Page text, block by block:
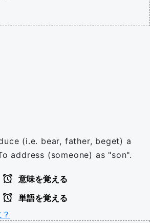
(i.e. bear, father, beget) a
address (someone) as "son".
意味を覚える
単語を覚える